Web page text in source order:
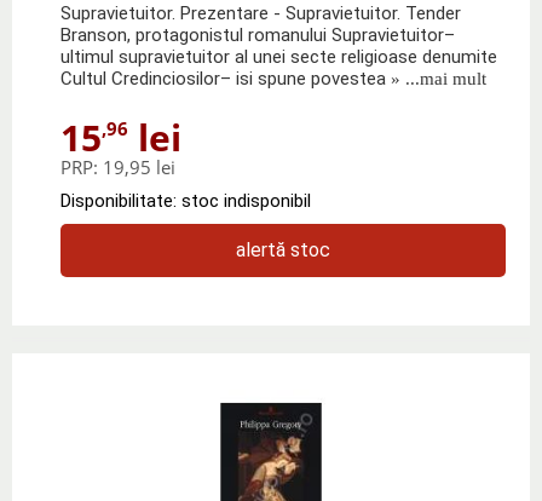
Supravietuitor. Prezentare - Supravietuitor. Tender
Branson, protagonistul romanului Supravietuitor–
ultimul supravietuitor al unei secte religioase denumite
Cultul Credinciosilor– isi spune povestea » ...mai mult
15,96 lei
PRP: 19,95 lei
Disponibilitate: stoc indisponibil
alertă stoc